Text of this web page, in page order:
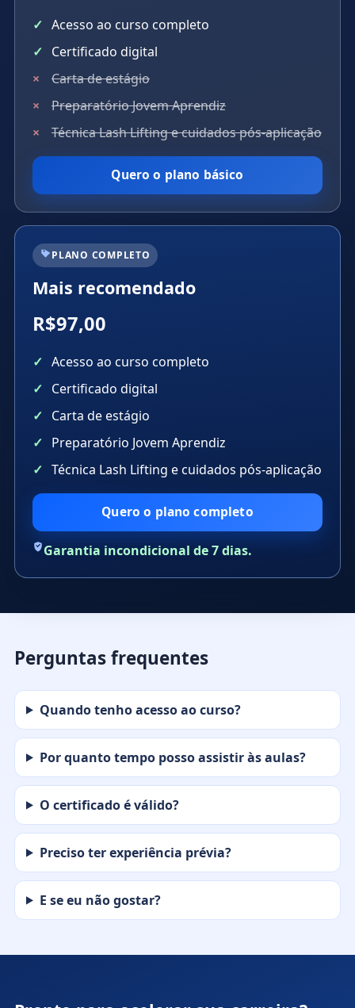
Acesso ao curso completo
Certificado digital
Carta de estágio
Preparatório Jovem Aprendiz
Técnica Lash Lifting e cuidados pós-aplicação
Quero o plano básico
PLANO COMPLETO
Mais recomendado
R$97,00
Acesso ao curso completo
Certificado digital
Carta de estágio
Preparatório Jovem Aprendiz
Técnica Lash Lifting e cuidados pós-aplicação
Quero o plano completo
Garantia incondicional de 7 dias.
Perguntas frequentes
Quando tenho acesso ao curso?
Por quanto tempo posso assistir às aulas?
O certificado é válido?
Preciso ter experiência prévia?
E se eu não gostar?